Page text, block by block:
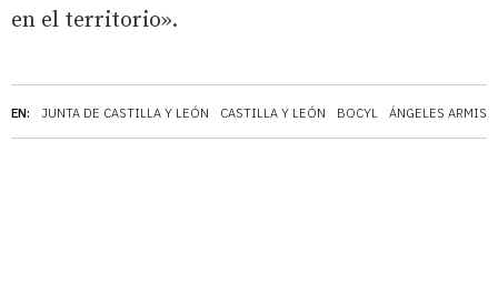
EN: JUNTA DE CASTILLA Y LEÓN CASTILLA Y LEÓN BOCYL ÁNGELES
en el territorio».